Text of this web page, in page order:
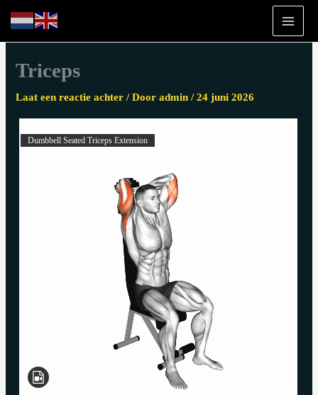
naar
de
Triceps
Laat een reactie achter / Dooradmin/24 juni 2026
Dumbbell Seated Triceps Extension